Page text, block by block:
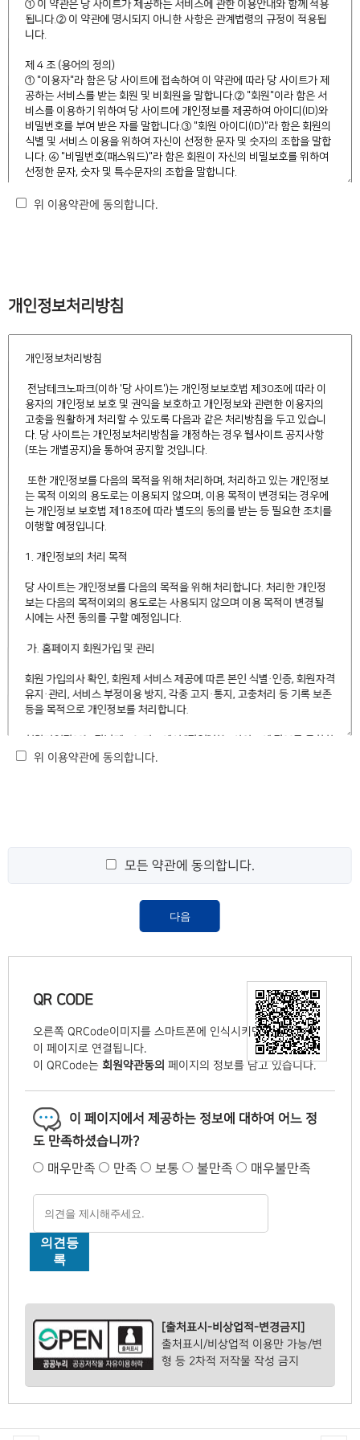
위 이용약관에 동의합니다.
개인정보처리방침
위 이용약관에 동의합니다.
모든 약관에 동의합니다.
다음
QR CODE
오른쪽 QRCode이미지를 스마트폰에 인식시키면서 자동으로
이 페이지로 연결됩니다.
이 QRCode는 회원약관동의 페이지의 정보를 담고 있습니다.
이 페이지에서 제공하는 정보에 대하여 어느 정
도 만족하셨습니까?
매우만족
만족 보통 불만족 매우불만족
의견등
록
[출처표시-비상업적-변경금지]
출처표시/비상업적 이용만 가능/변
형 등 2차적 저작물 작성 금지